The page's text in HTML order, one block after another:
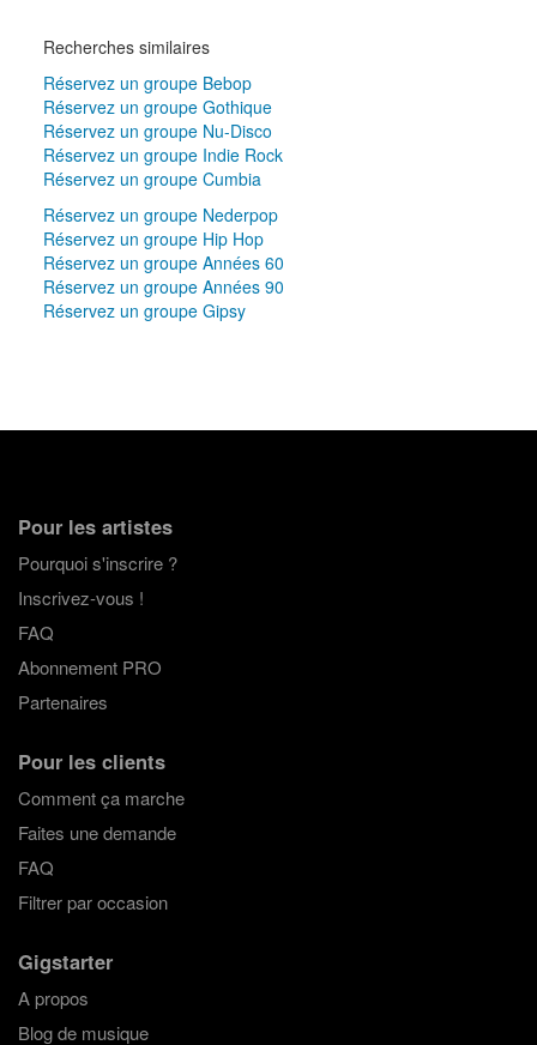
Recherches similaires
Réservez un groupe Bebop
Réservez un groupe Gothique
Réservez un groupe Nu-Disco
Réservez un groupe Indie Rock
Réservez un groupe Cumbia
Réservez un groupe Nederpop
Réservez un groupe Hip Hop
Réservez un groupe Années 60
Réservez un groupe Années 90
Réservez un groupe Gipsy
Pour les artistes
Pourquoi s'inscrire ?
Inscrivez-vous !
FAQ
Abonnement PRO
Partenaires
Pour les clients
Comment ça marche
Faites une demande
FAQ
Filtrer par occasion
Gigstarter
A propos
Blog de musique